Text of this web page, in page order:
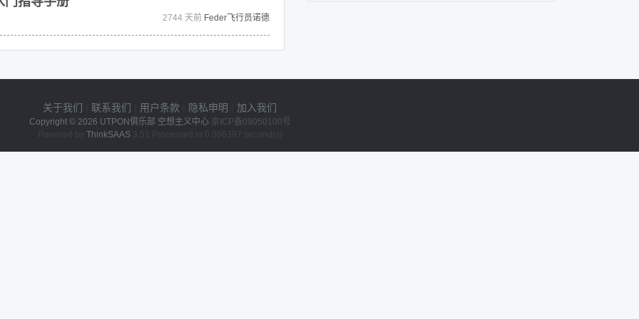
2744 天前 Feder飞行员诺德
关于我们 联系我们 用户条款 隐私申明 加入我们
Copyright © 2026 UTPON俱乐部 空想主义中心 京ICP备09050100号
Powered by ThinkSAAS3.51 Processed in 0.006397 second(s)